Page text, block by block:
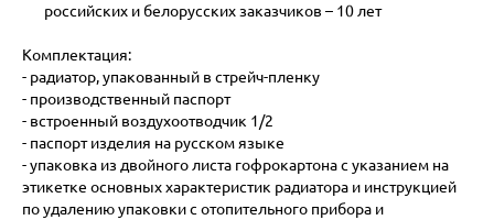
российских и белорусских заказчиков – 10 лет
Комплектация:
- радиатор, упакованный в стрейч-пленку
- производственный паспорт
- встроенный воздухоотводчик 1/2
- паспорт изделия на русском языке
- упаковка из двойного листа гофрокартона с указанием на
этикетке основных характеристик радиатора и инструкцией
по удалению упаковки с отопительного прибора и